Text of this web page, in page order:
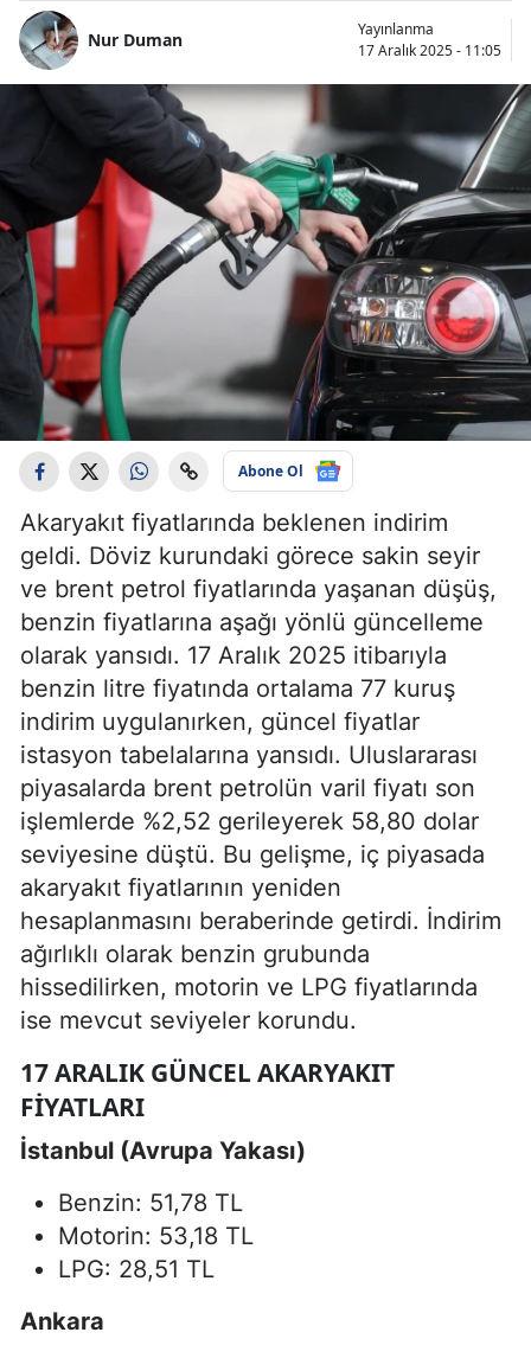
Nur Duman
Yayınlanma
17 Aralık 2025 - 11:05
Abone Ol
Akaryakıt fiyatlarında beklenen indirim
geldi. Döviz kurundaki görece sakin seyir
ve brent petrol fiyatlarında yaşanan düşüş,
benzin fiyatlarına aşağı yönlü güncelleme
olarak yansıdı. 17 Aralık 2025 itibarıyla
benzin litre fiyatında ortalama 77 kuruş
indirim uygulanırken, güncel fiyatlar
istasyon tabelalarına yansıdı. Uluslararası
piyasalarda brent petrolün varil fiyatı son
işlemlerde %2,52 gerileyerek 58,80 dolar
seviyesine düştü. Bu gelişme, iç piyasada
akaryakıt fiyatlarının yeniden
hesaplanmasını beraberinde getirdi. İndirim
ağırlıklı olarak benzin grubunda
hissedilirken, motorin ve LPG fiyatlarında
ise mevcut seviyeler korundu.
17 ARALIK GÜNCEL AKARYAKIT
FIYATLARI
İstanbul (Avrupa Yakası)
Benzin: 51,78 TL
Motorin: 53,18 TL
LPG: 28,51 TL
Ankara